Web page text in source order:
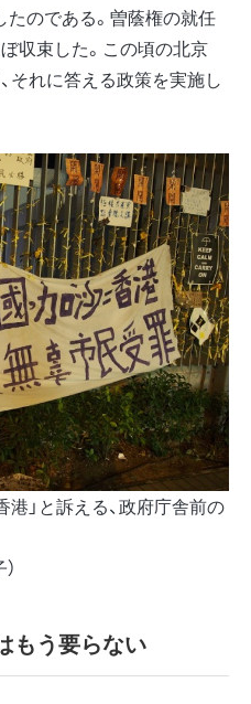
のである。曽蔭権の就任
収束した。この頃の北京
それに答える政策を実施し
港」と訴える、政府庁舎前の
もう要らない